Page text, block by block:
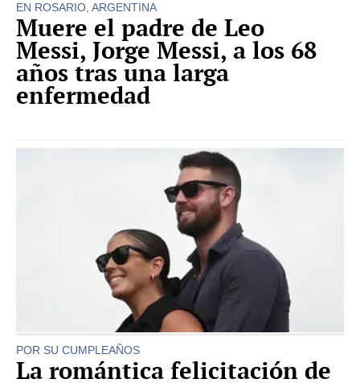
EN ROSARIO, ARGENTINA
Muere el padre de Leo
Messi, Jorge Messi, a los 68
años tras una larga
enfermedad
POR SU CUMPLEAÑOS
La romántica felicitación de